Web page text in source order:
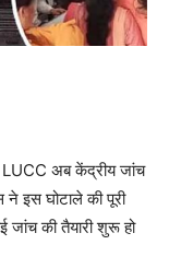
अब केंद्रीय जांच
इस घोटाले की पूरी
जांच की तैयारी शुरू हो